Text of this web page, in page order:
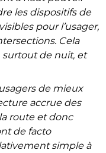
les dispositifs de
pour l’usager,
Cela
de nuit, et
de mieux
accrue des
route et donc
de facto
simple à